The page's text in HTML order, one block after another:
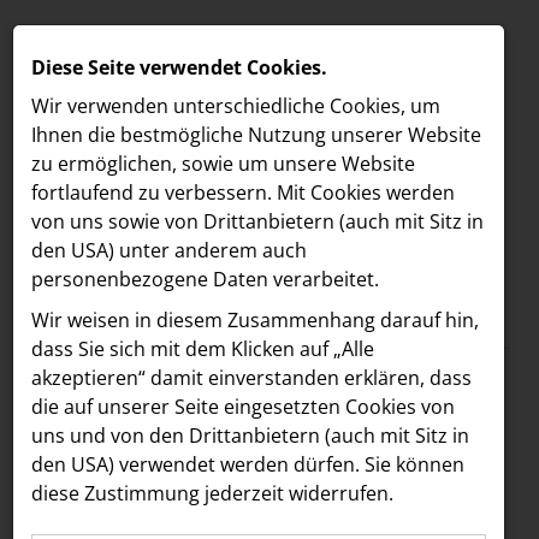
MELDUNGEN
LOEBELL NORDBERG
INNER
aehre
Astoria Artshow
B/S/H Hausgeräte
Meldungen / NOAN
Text Bilder
10.02.2021
NOAN hilft auch im
Coronajahr:
Diese Seite verwendet Cookies.
Wir verwenden unterschiedliche Cookies, um
Ihnen die best­mögliche Nutzung unserer Website
zu ermöglichen, sowie um unsere Website
fortlaufend zu verbessern. Mit Cookies werden
von uns sowie von Drittanbietern (auch mit Sitz in
den USA) unter anderem auch
personenbezogene Daten verarbeitet.
Wir weisen in diesem Zusammenhang darauf hin,
dass Sie sich mit dem Klicken auf „Alle
akzeptieren“ damit ein­ver­standen erklären, dass
die auf unserer Seite eingesetzten Cookies von
uns und von den Drittanbietern (auch mit Sitz in
den USA) verwendet werden dürfen. Sie können
diese Zustimmung jederzeit widerrufen.